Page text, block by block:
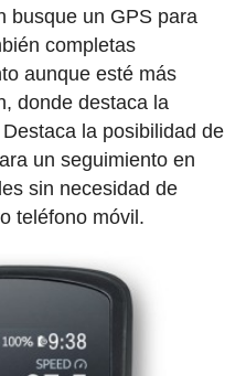
busque un GPS para
completas
aunque esté más
donde destaca la
la posibilidad de
un seguimiento en
sin necesidad de
teléfono móvil.